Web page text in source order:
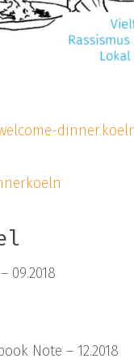
09.2018
Note – 12.2018